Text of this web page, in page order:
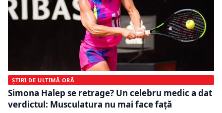
ȘTIRI DE ULTIMĂ ORĂ
Simona Halep se retrage? Un celebru medic a dat
verdictul: Musculatura nu mai face față